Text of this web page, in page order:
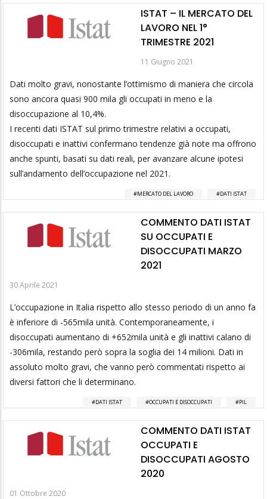
ISTAT – IL MERCATO DEL
LAVORO NEL 1°
TRIMESTRE 2021
11 Giugno 2021
Dati molto gravi, nonostante l’ottimismo di maniera che circola
sono ancora quasi 900 mila gli occupati in meno e la
disoccupazione al 10,4%.
I recenti dati ISTAT sul primo trimestre relativi a occupati,
disoccupati e inattivi confermano tendenze già note ma offrono
anche spunti, basati su dati reali, per avanzare alcune ipotesi
sull’andamento dell’occupazione nel 2021.
MERCATO DEL LAVORO DATI ISTAT
COMMENTO DATI ISTAT
SU OCCUPATI E
DISOCCUPATI MARZO
2021
30 Aprile 2021
L’occupazione in Italia rispetto allo stesso periodo di un anno fa
è inferiore di -565mila unità. Contemporaneamente, i
disoccupati aumentano di +652mila unità e gli inattivi calano di
-306mila, restando però sopra la soglia dei 14 milioni. Dati in
assoluto molto gravi, che vanno però commentati rispetto ai
diversi fattori che li determinano.
DATI ISTAT OCCUPATI E DISOCCUPATI PIL
COMMENTO DATI ISTAT
OCCUPATI E
DISOCCUPATI AGOSTO
2020
01 Ottobre 2020